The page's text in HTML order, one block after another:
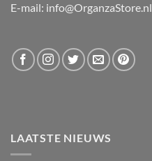
E-mail: info@OrganzaStore.nl
LAATSTE NIEUWS